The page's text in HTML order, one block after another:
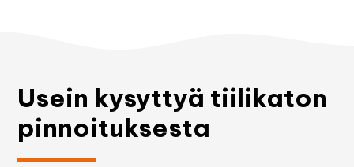
Usein kysyttyä tiilikaton
pinnoituksesta